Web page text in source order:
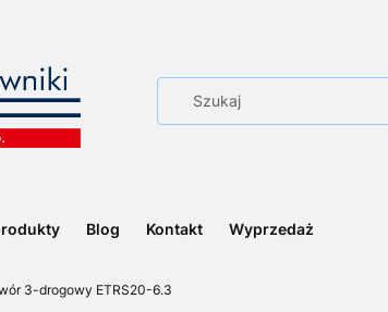
Blog Kontakt Wyprzedaż
3-drogowy ETRS20-6.3